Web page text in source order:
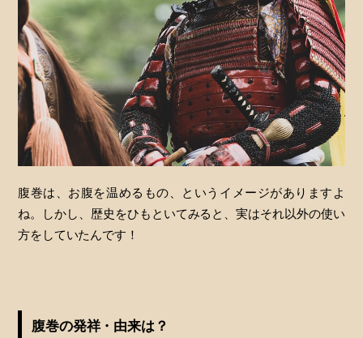
腹巻は、お腹を温めるもの、というイメージがありますよ
ね。しかし、歴史をひもといてみると、実はそれ以外の使い
方をしていたんです！
腹巻の発祥・由来は？